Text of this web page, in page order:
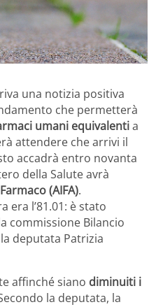
una notizia positiva
che permetterà
umani equivalentia
attendere che arrivi il
accadrà entro novanta
della Salute avrà
(AIFA).
era l’81.01: è stato
commissione Bilancio
deputata Patrizia
affinché siano diminuiti i
la deputata, la